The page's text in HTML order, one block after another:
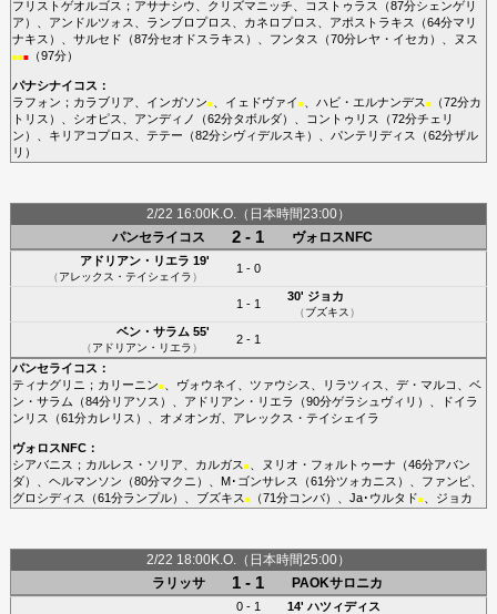
フリストゲオルゴス ； アサナシウ クリズマニッチ コストゥラス （87分シェンゲリ
ア ）、 アンドルツォス ランブロプロス カネロプロス アポストラキス （64分マリ
ナキス ）、 サルセド （87分セオドスラキス ）、 フンタス （70分レヤ・イセカ ）、 ヌス
■■■（97分）
パナシナイコス ：
ラフォン ； カラブリア インガソン■、 イェドヴァイ ■、 ハビ・エルナンデス ■（72分カ
トリス ）、 シオピス アンディノ （62分タボルダ）、 コントゥリス （72分チェリ
ン ）、 キリアコプロス テテー （82分シヴィデルスキ ）、 パンテリディス （62分ザル
リ ）
2/22 16:00K.O.（日本時間23:00）
パンセライコス
2 - 1 ヴォロスNFC
アドリアン・リエラ 19'
（アレックス・テイシェイラ）
1 - 0
1 - 1
30' ジョカ
（ブズキス ）
ベン・サラム 55'
（アドリアン・リエラ）
2 - 1
パンセライコス ：
ティナグリニ ； カリーニン■、 ヴォウネイ ツァウシス リラツィス デ・マルコ
ベ
ン・サラム （84分リアソス ）、 アドリアン・リエラ （90分ゲラシュヴィリ ）、
ドイラ
ンリス
（61分カレリス ）、 オメオンガ、 アレックス・テイシェイラ
ヴォロスNFC：
シアバニス ； カルレス・ソリア カルガス ■、 ヌリオ・フォルトゥーナ （46分アバン
ダ）、 ヘルマンソン （80分マクニ ）、 M･ゴンサレス （61分ツォカニス ）、 ファンピ、
グロシディス
（61分ランプル）、 ブズキス ■（71分コンバ）、 Ja･ウルタド■、 ジョカ
2/22 18:00K.O.（日本時間25:00）
ラリッサ
1 - 1 PAOKサロニカ
0 - 1 14' ハツィディス